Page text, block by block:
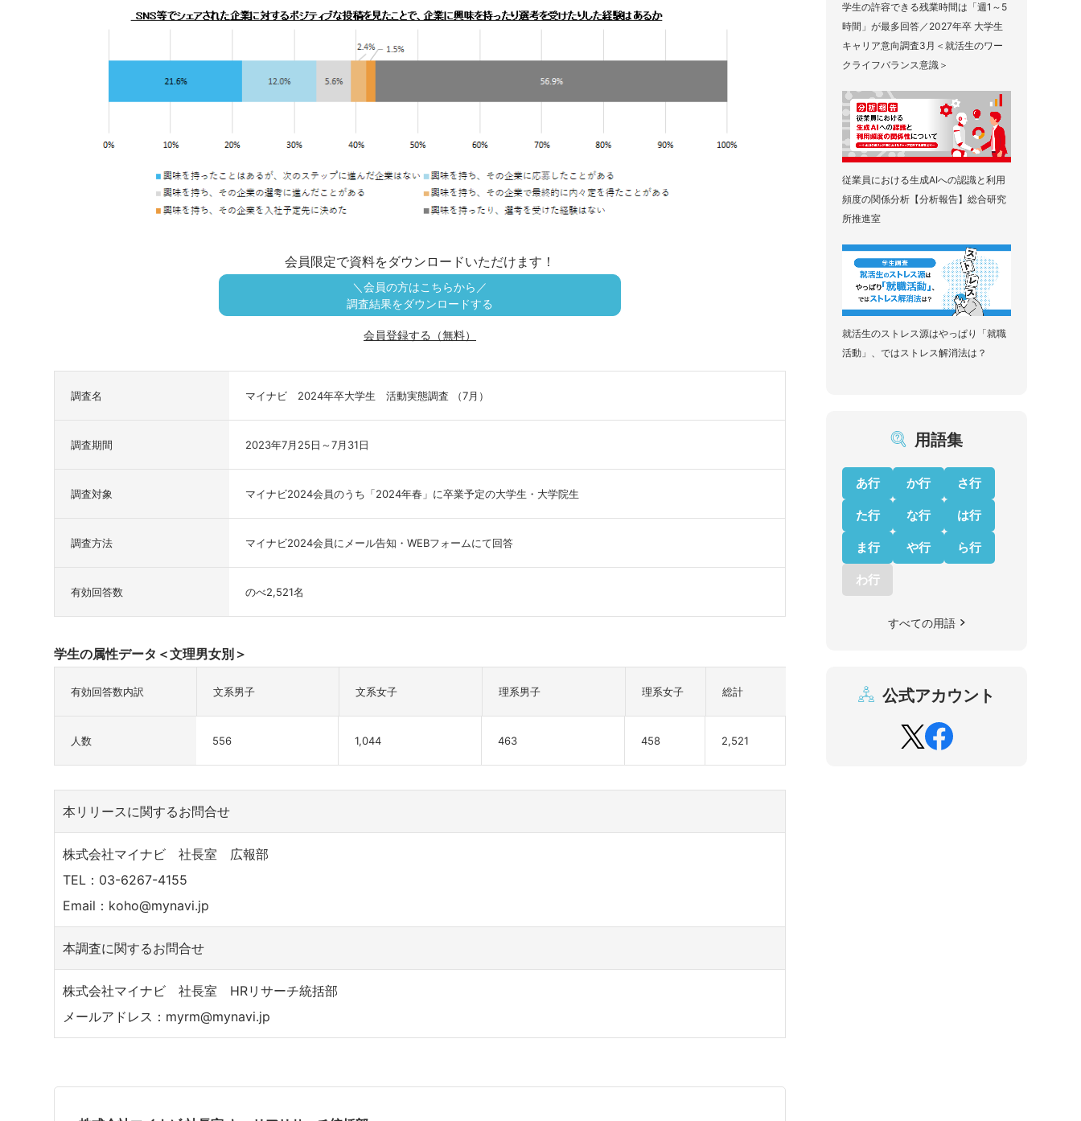
会員限定で資料をダウンロードいただけます！
＼会員の方はこちらから／
調査結果をダウンロードする
会員登録する（無料）
調査名 マイナビ 2024年卒大学生 活動実態調査 （7月）
調査期間 2023年7月25日～7月31日
調査対象 マイナビ2024会員のうち「2024年春」に卒業予定の大学生・大学院生
調査方法 マイナビ2024会員にメール告知・WEBフォームにて回答
有効回答数 のべ2,521名
学生の属性データ＜文理男女別＞
有効回答数内訳 文系男子 文系女子 理系男子 理系女子 総計
人数 556 1,044 463 458 2,521
本リリースに関するお問合せ
株式会社マイナビ 社長室 広報部
TEL：03-6267-4155
Email：koho@mynavi.jp
本調査に関するお問合せ
株式会社マイナビ 社長室 HRリサーチ統括部
メールアドレス：myrm@mynavi.jp
学生の許容できる残業時間は「週1～5
時間」が最多回答／2027年卒 大学生
キャリア意向調査3月＜就活生のワー
クライフバランス意識＞
従業員における生成AIへの認識と利用
頻度の関係分析【分析報告】総合研究
所推進室
就活生のストレス源はやっぱり「就職
活動」、ではストレス解消法は？
用語集
あ行 か行 さ行
た行 な行 は行
ま行 や行 ら行
わ行
すべての用語
公式アカウント